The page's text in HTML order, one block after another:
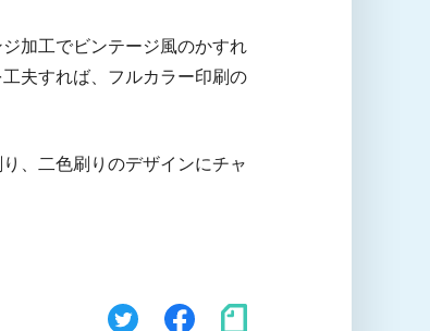
加工でビンテージ風のかすれ
夫すれば、フルカラー印刷の
、二色刷りのデザインにチャ